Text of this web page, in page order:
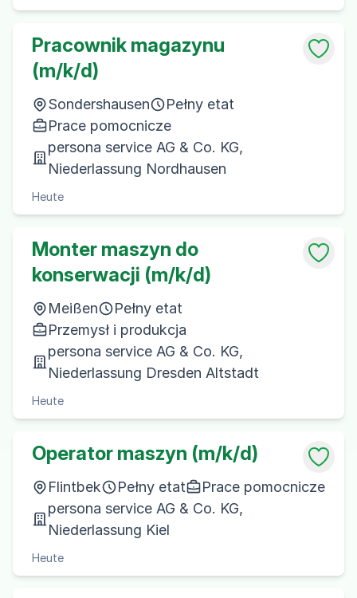
Pracownik magazynu
(m/k/d)
Sondershausen
Pełny etat
Prace pomocnicze
persona service AG & Co. KG,
Niederlassung Nordhausen
Heute
Monter maszyn do
konserwacji (m/k/d)
Meißen
Pełny etat
Przemysł i produkcja
persona service AG & Co. KG,
Niederlassung Dresden Altstadt
Heute
Operator maszyn (m/k/d)
Flintbek Pełny etat
Prace pomocnicze
persona service AG & Co. KG,
Niederlassung Kiel
Heute